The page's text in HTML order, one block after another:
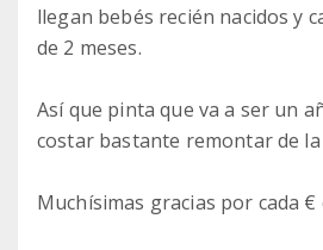
llegan bebés recién nacidos y
de 2 meses.
Así que pinta que va a ser un
costar bastante remontar de la
Muchísimas gracias por cada €